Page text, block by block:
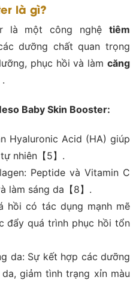
là gì?
là một công nghệ tiêm
dưỡng chất quan trọng
phục hồi và làm căng
Baby Skin Booster:
Hyaluronic Acid (HA) giúp
nhiên【5】.
Peptide và Vitamin C
làm sáng da【8】.
hồi có tác dụng mạnh mẽ
đẩy quá trình phục hồi tổn
da: Sự kết hợp các dưỡng
giảm tình trạng xỉn màu